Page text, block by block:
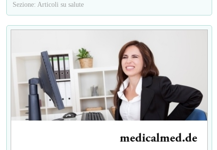
Sezione: Articoli su salute